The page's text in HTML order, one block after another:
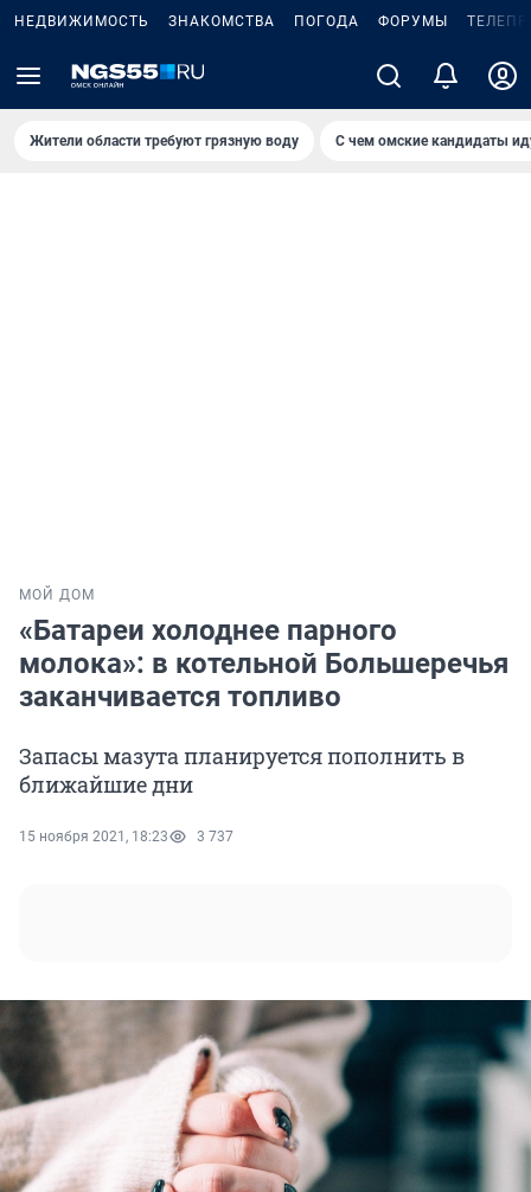
НЕДВИЖИМОСТЬ ЗНАКОМСТВА ПОГОДА ФОРУМЫ
Жители области требуют грязную воду С чем омские кандидаты
МОЙ ДОМ
«Батареи холоднее парного
молока»: в котельной Большеречья
заканчивается топливо
Запасы мазута планируется пополнить в
ближайшие дни
15 ноября 2021, 18:23 3 737